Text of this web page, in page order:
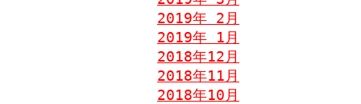
2019年 2月
2019年 1月
2018年12月
2018年11月
2018年10月